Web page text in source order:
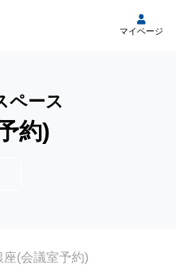
マイページ
ペース
約)
座(会議室予約)